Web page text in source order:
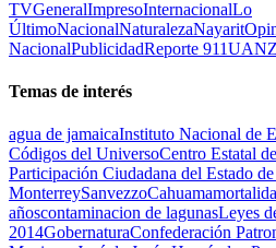
TVGeneralImpresoInternacionalLo
ÚltimoNacionalNaturalezaNayarit
NacionalPublicidadReporte 911UAN
Temas de interés
agua de jamaicaInstituto Nacional de
Códigos del UniversoCentro Estatal
Participación Ciudadana del Estado
MonterreySanvezzoCahuama
añoscontaminacion de lagunasLeyes
2014GobernaturaConfederación